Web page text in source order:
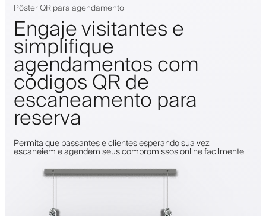
Pôster QR para agendamento
Engaje visitantes e
simplifique
agendamentos com
códigos QR de
escaneamento para
reserva
Permita que passantes e clientes esperando sua vez
escaneiem e agendem seus compromissos online facilmente